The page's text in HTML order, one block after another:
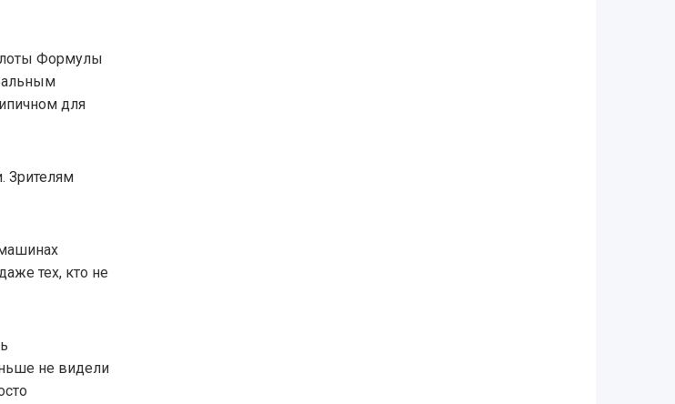
Формулы
для
Зрителям
тех, кто не
не видели